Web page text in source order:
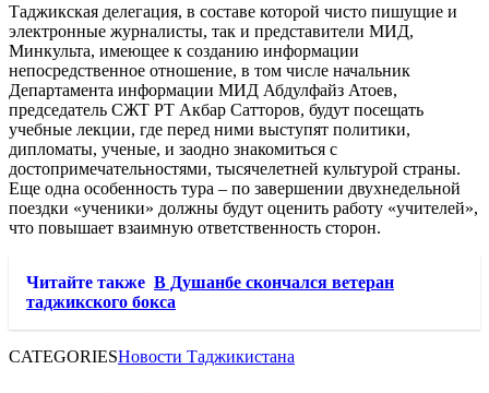
Таджикская делегация, в составе которой чисто пишущие и
электронные журналисты, так и представители МИД,
Минкульта, имеющее к созданию информации
непосредственное отношение, в том числе начальник
Департамента информации МИД Абдулфайз Атоев,
председатель СЖТ РТ Акбар Сатторов, будут посещать
учебные лекции, где перед ними выступят политики,
дипломаты, ученые, и заодно знакомиться с
достопримечательностями, тысячелетней культурой страны.
Еще одна особенность тура – по завершении двухнедельной
поездки «ученики» должны будут оценить работу «учителей»,
что повышает взаимную ответственность сторон.
Читайте также В Душанбе скончался ветеран
таджикского бокса
CATEGORIESНовости Таджикистана